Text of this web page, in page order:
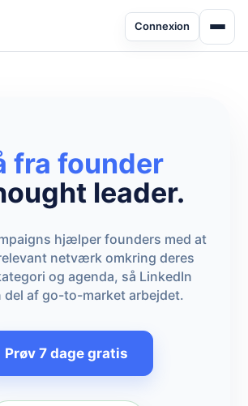
Connexion
fra founder
leader.
hjælper founders med at
netværk omkring deres
og agenda, så LinkedIn
del af go-to-market arbejdet.
Prøv 7 dage gratis